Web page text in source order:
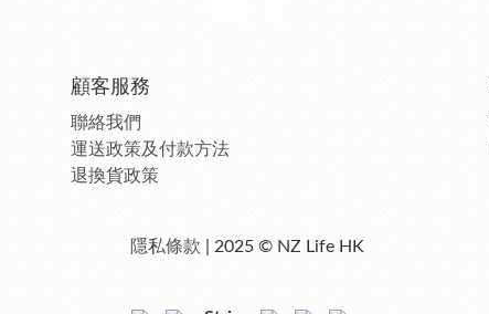
顧客服務
聯絡我們
運送政策及付款方法
退換貨政策
隱私條款 | 2025 © NZ Life HK